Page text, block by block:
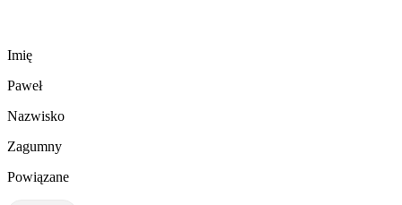
Imię
Paweł
Nazwisko
Zagumny
Powiązane